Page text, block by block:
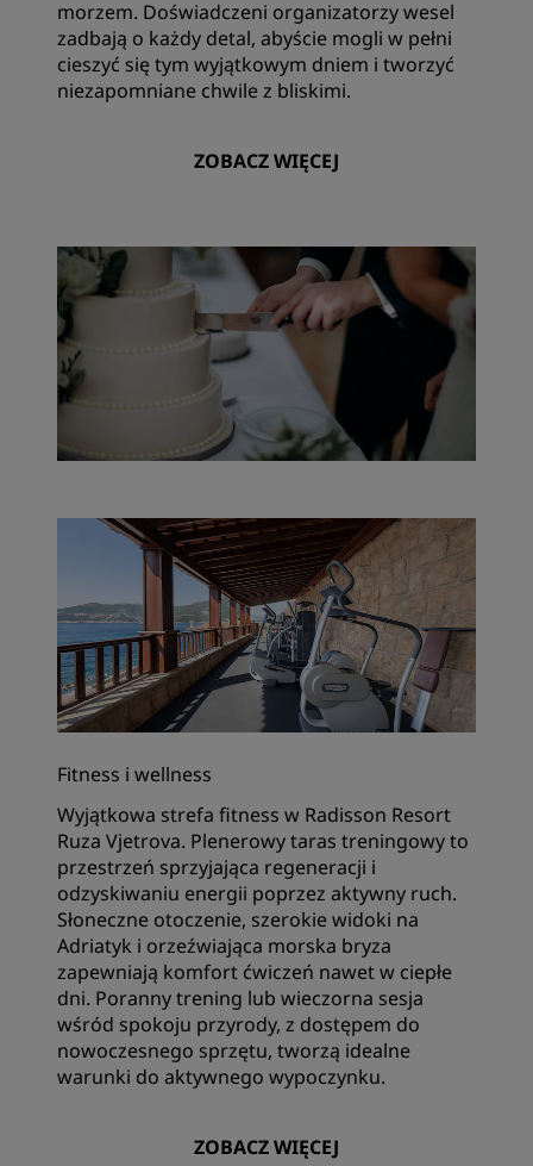
morzem. Doświadczeni organizatorzy wesel
zadbają o każdy detal, abyście mogli w pełni
cieszyć się tym wyjątkowym dniem i tworzyć
niezapomniane chwile z bliskimi.‌
ZOBACZ WIĘCEJ
Fitness i wellness
Wyjątkowa strefa fitness w Radisson Resort
Ruza Vjetrova. Plenerowy taras treningowy to
przestrzeń sprzyjająca regeneracji i
odzyskiwaniu energii poprzez aktywny ruch.‌
Słoneczne otoczenie, szerokie widoki na
Adriatyk i orzeźwiająca morska bryza
zapewniają komfort ćwiczeń nawet w ciepłe
dni. Poranny trening lub wieczorna sesja
wśród spokoju przyrody, z dostępem do
nowoczesnego sprzętu, tworzą idealne
warunki do aktywnego wypoczynku.
ZOBACZ WIĘCEJ